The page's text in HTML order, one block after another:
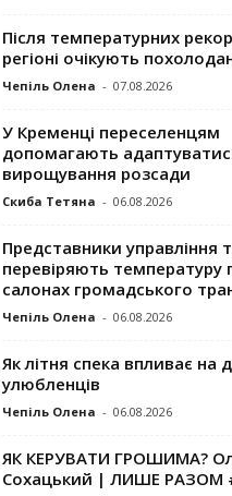
Після температурних
регіоні очікують
Чепіль Олена - 07.08.2026
У Кременці переселенцям
допомагають
вирощування розсади
Скиба Тетяна - 06.08.2026
Представники управління
перевіряють температуру
салонах громадського
Чепіль Олена - 06.08.2026
Як літня спека впливає на
улюбленців
Чепіль Олена - 06.08.2026
ЯК КЕРУВАТИ ГРОШИМА?
Сохацький | ЛИШЕ РАЗОМ